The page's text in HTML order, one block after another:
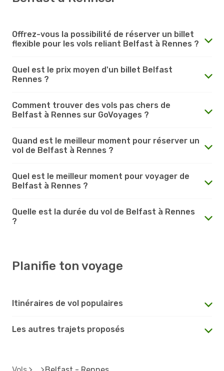
Offrez-vous la possibilité de réserver un billet
flexible pour les vols reliant Belfast à Rennes ?
Quel est le prix moyen d'un billet Belfast
Rennes ?
Comment trouver des vols pas chers de
Belfast à Rennes sur GoVoyages ?
Quand est le meilleur moment pour réserver un
vol de Belfast à Rennes ?
Quel est le meilleur moment pour voyager de
Belfast à Rennes ?
Quelle est la durée du vol de Belfast à Rennes
?
Planifie ton voyage
Itinéraires de vol populaires
Les autres trajets proposés